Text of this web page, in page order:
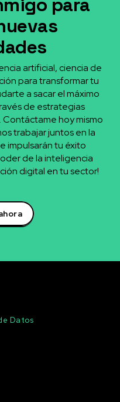
para
artificial, ciencia de
para transformar tu
a sacar el máximo
de estrategias
hoy mismo
trabajar juntos en la
impulsarán tu éxito
de la inteligencia
digital en tu sector!
Datos